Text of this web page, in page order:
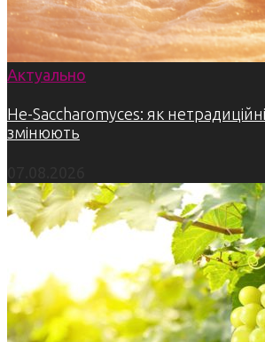
Актуально
Не-Saccharomyces: як
змінюють